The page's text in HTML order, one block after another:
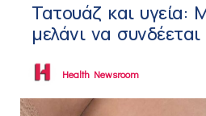
Τατουάζ και υγεία:
μελάνι να
Health Newsroom